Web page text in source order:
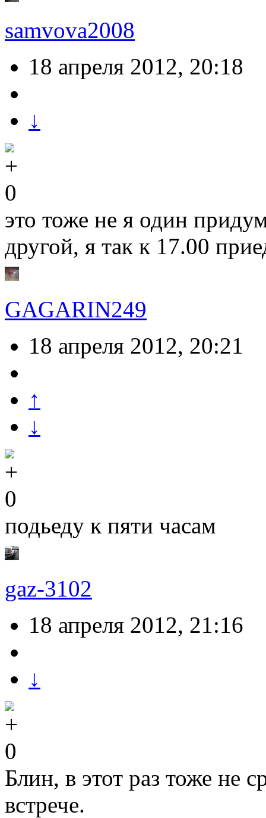
samvova2008
18 апреля 2012, 20:18
↓
0
это тоже не я один
другой, я так к 17.00
GAGARIN249
18 апреля 2012, 20:21
↑
↓
0
подьеду к пяти часам
gaz-3102
18 апреля 2012, 21:16
↓
0
Блин, в этот раз тоже не
встрече.